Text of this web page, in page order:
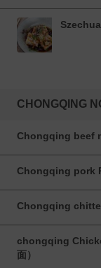
CHONGQING
Chongqing beef
Chongqing pork
Chongqing
chongqing
面）